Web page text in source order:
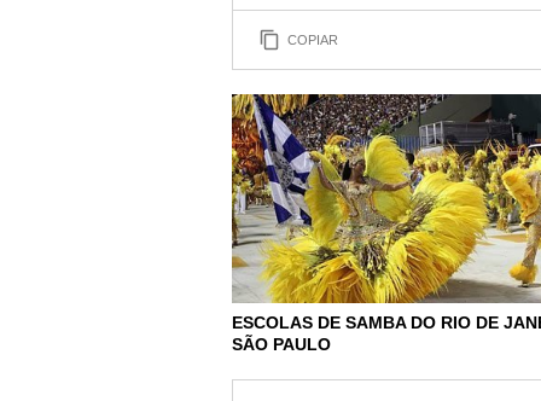
COPIAR
ESCOLAS DE SAMBA DO RIO DE
SÃO PAULO